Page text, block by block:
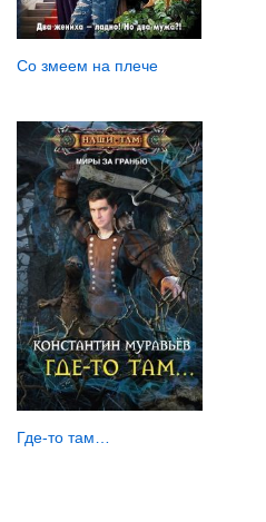
Со змеем на плече
Где-то там…